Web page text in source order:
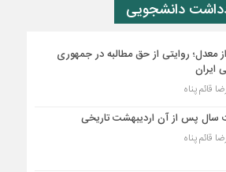
دانشجویی
از معدل؛ روایتی از حق مطالبه در جمهوری
ایران
قائم پناه
پس از آن اردیبهشت تاریخی
قائم پناه